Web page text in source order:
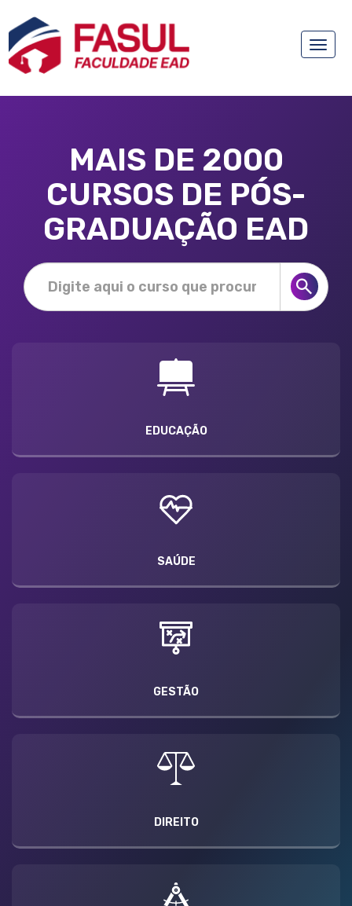
Toggle
MAIS DE 2000
CURSOS DE PÓS-
GRADUAÇÃO EAD
EDUCAÇÃO
SAÚDE
GESTÃO
DIREITO